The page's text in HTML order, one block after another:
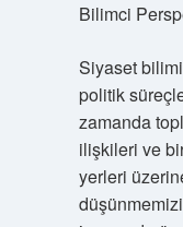
Bilimci
Siyaset
politik
zamanda
ilişkileri ve
yerleri